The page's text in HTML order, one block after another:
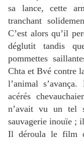
sa lance, cette
tranchant
C’est alors qu’il
déglutit tandis
pommettes
Chta et Bvé contre
l’animal s’avança.
acérés
n’avait vu un tel
sauvagerie inouïe ;
Il déroula le film